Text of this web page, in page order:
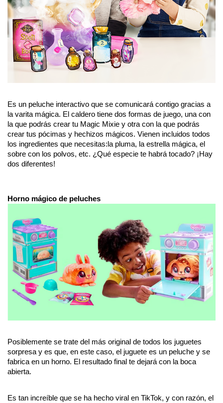
Es un peluche interactivo que se comunicará contigo gracias a
la varita mágica. El caldero tiene dos formas de juego, una con
la que podrás crear tu Magic Mixie y otra con la que podrás
crear tus pócimas y hechizos mágicos. Vienen incluidos todos
los ingredientes que necesitas:la pluma, la estrella mágica, el
sobre con los polvos, etc. ¿Qué especie te habrá tocado? ¡Hay
dos diferentes!
Horno mágico de peluches
Posiblemente se trate del más original de todos los juguetes
sorpresa y es que, en este caso, el juguete es un peluche y se
fabrica en un horno. El resultado final te dejará con la boca
abierta.
Es tan increíble que se ha hecho viral en TikTok, y con razón, el